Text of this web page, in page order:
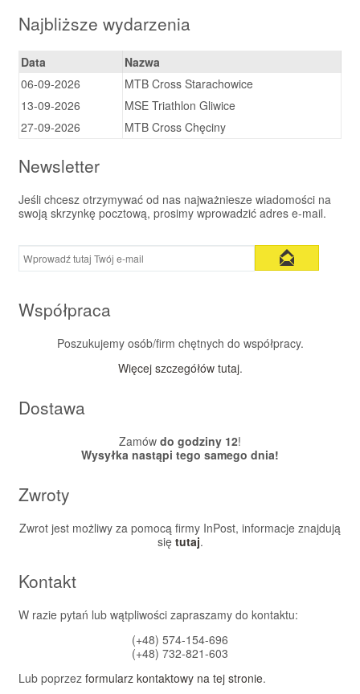
Najbliższe wydarzenia
Data
Nazwa
06-09-2026
MTB Cross Starachowice
13-09-2026
MSE Triathlon Gliwice
27-09-2026
MTB Cross Chęciny
Newsletter
Jeśli chcesz otrzymywać od nas najważniesze wiadomości na
swoją skrzynkę pocztową, prosimy wprowadzić adres e-mail.
Współpraca
Poszukujemy osób/firm chętnych do współpracy.
Więcej szczegółów tutaj.
Dostawa
Zamów do godziny 12!
Wysyłka nastąpi tego samego dnia!
Zwroty
Zwrot jest możliwy za pomocą firmy InPost, informacje znajdują
się tutaj.
Kontakt
W razie pytań lub wątpliwości zapraszamy do kontaktu:
(+48) 574-154-696
(+48) 732-821-603
Lub poprzez formularz kontaktowy na tej stronie.